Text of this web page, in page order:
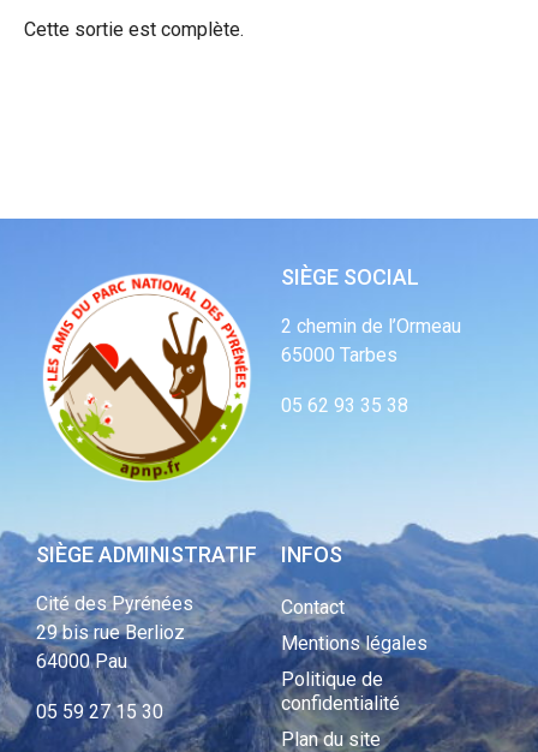
Cette sortie est complète.
SIÈGE SOCIAL
2 chemin de l’Ormeau
65000 Tarbes
05 62 93 35 38
SIÈGE ADMINISTRATIF
Cité des Pyrénées
29 bis rue Berlioz
64000 Pau
05 59 27 15 30
INFOS
Contact
Mentions légales
Politique de
confidentialité
Plan du site